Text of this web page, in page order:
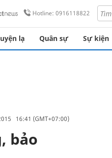
Hotline: 0916118822
lạ Quân sự Sự kiện
16:41 (GMT+07:00)
bảo